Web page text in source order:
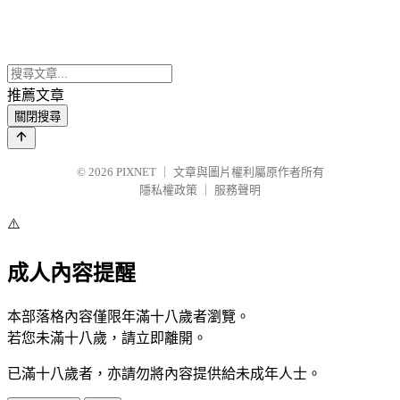
推薦文章
關閉搜尋
© 2026 PIXNET
文章與圖片權利屬原作者所有
隱私權政策
服務聲明
⚠️
成人內容提醒
本部落格內容僅限年滿十八歲者瀏覽。
若您未滿十八歲，請立即離開。
已滿十八歲者，亦請勿將內容提供給未成年人士。